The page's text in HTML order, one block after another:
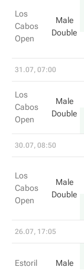
Los
Cabos
Open
Male
Double
31.07, 07:00
Los
Cabos
Open
Male
Double
30.07, 08:50
Los
Cabos
Open
Male
Double
26.07, 17:05
Estoril
Male